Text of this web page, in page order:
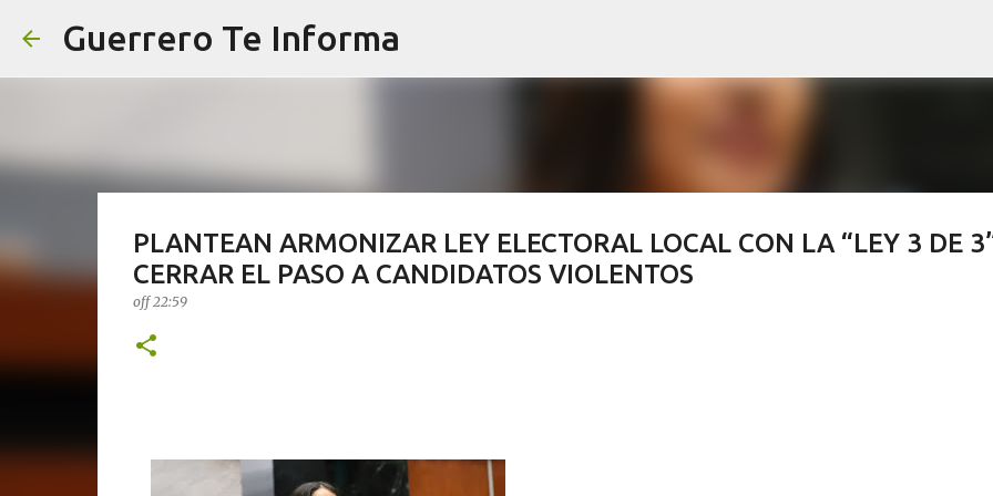
Guerrero Te Informa
PLANTEAN ARMONIZAR LEY ELECTORAL LOCAL CON LA “LEY 3 DE
CERRAR EL PASO A CANDIDATOS VIOLENTOS
off22:59